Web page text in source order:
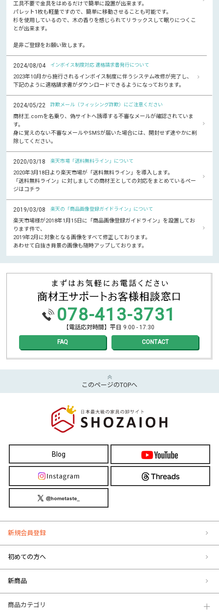
工具不要で金具をはめるだけで簡単に設置が出来ます。
パレット1枚も軽量ですので、簡単に移動させることも可能です。
杉を使用しているので、木の香りを感じられてリラックスして眠りにつくこ
とが出来ます。
是非ご登録をお願い致します。
2024/08/04 インボイス制度対応 適格請求書発行について
2023年10月から施行されるインボイス制度に伴うシステム改修が完了し、
下記のように適格請求書がダウンロードできるようになっております。
2024/05/22 詐欺メール（フィッシング詐欺）にご注意ください
商材王.comを名乗り、偽サイトへ誘導する不審なメールが確認されていま
す。
身に覚えのない不審なメールやSMSが届いた場合には、開封せず速やかに削
除してください。
2020/03/18 楽天市場「送料無料ライン」について
2020年3月18日より楽天市場が「送料無料ライン」を導入します。
「送料無料ライン」に対しましての商材王としての対応をまとめているペー
ジはコチラ
2019/03/08 楽天の「商品画像登録ガイドライン」について
楽天市場様が2018年1月15日に「商品画像登録ガイドライン」を設置してお
ります件で、
2019年2月に対象となる画像をすべて修正しております。
あわせて白抜き背景の画像も随時アップしております。
078-413-3731
【電話応対時間】平日 9:00 - 17:30
FAQ CONTACT
このページのTOPへ
Blog
新規会員登録
初めての方へ
新商品
商品カテゴリ